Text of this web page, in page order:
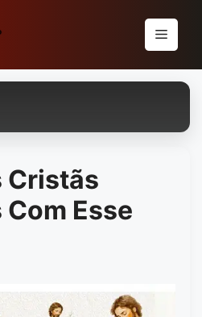
Menu
Cristãs
Esse